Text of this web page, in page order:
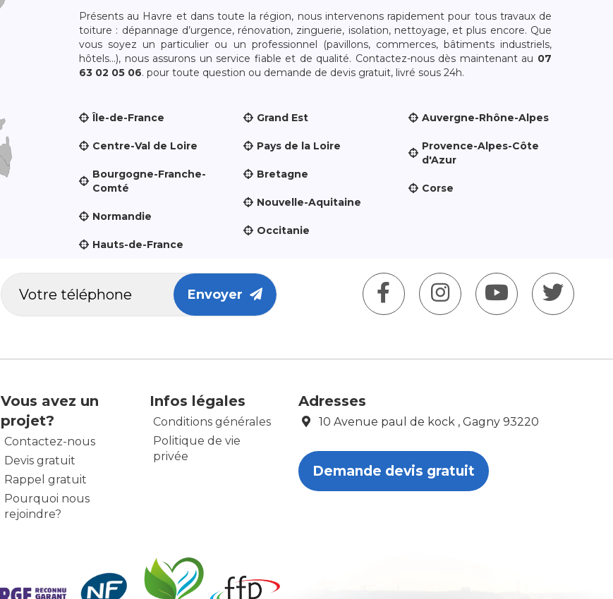
Présents au Havre et dans toute la région, nous intervenons rapidement pour tous travaux de
toiture : dépannage d’urgence, rénovation, zinguerie, isolation, nettoyage, et plus encore. Que
vous soyez un particulier ou un professionnel (pavillons, commerces, bâtiments industriels,
hôtels…), nous assurons un service fiable et de qualité. Contactez-nous dès maintenant au 07
63 02 05 06. pour toute question ou demande de devis gratuit, livré sous 24h.
Île-de-France
Centre-Val de Loire
Bourgogne-Franche-
Comté
Normandie
Hauts-de-France
Grand Est
Pays de la Loire
Bretagne
Nouvelle-Aquitaine
Occitanie
Auvergne-Rhône-Alpes
Provence-Alpes-Côte
d'Azur
Corse
Envoyer
Vous avez un
projet?
Contactez-nous
Devis gratuit
Rappel gratuit
Pourquoi nous
rejoindre?
Infos légales
Conditions générales
Politique de vie
privée
Adresses
10 Avenue paul de kock , Gagny 93220
Demande devis gratuit